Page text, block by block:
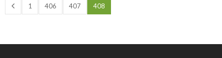
1 406 407 408